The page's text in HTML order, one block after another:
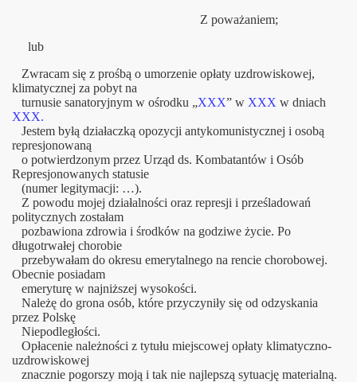
Z poważaniem;
lub
Zwracam się z prośbą o umorzenie opłaty uzdrowiskowej,
klimatycznej za pobyt na
turnusie sanatoryjnym w ośrodku „XXX” w XXX w dniach
XXX.
Jestem byłą działaczką opozycji antykomunistycznej i osobą
represjonowaną
o potwierdzonym przez Urząd ds. Kombatantów i Osób
Represjonowanych statusie
(numer legitymacji: …).
Z powodu mojej działalności oraz represji i prześladowań
politycznych zostałam
pozbawiona zdrowia i środków na godziwe życie. Po
długotrwałej chorobie
przebywałam do okresu emerytalnego na rencie chorobowej.
Obecnie posiadam
emeryturę w najniższej wysokości.
Należę do grona osób, które przyczyniły się od odzyskania
przez Polskę
Niepodległości.
Opłacenie należności z tytułu miejscowej opłaty klimatyczno-
uzdrowiskowej
znacznie pogorszy moją i tak nie najlepszą sytuację materialną.